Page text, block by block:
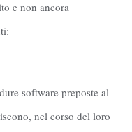
e non ancora
software preposte al
nel corso del loro